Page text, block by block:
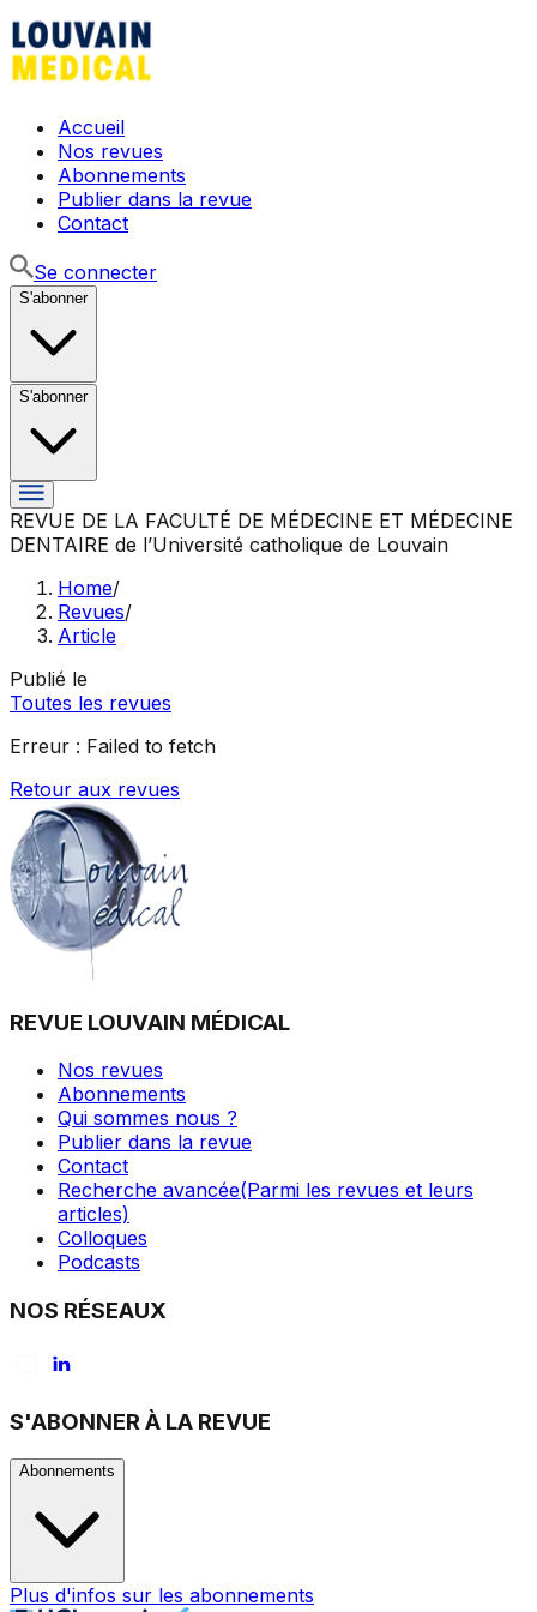
Accueil
Nos revues
Abonnements
Publier dans la revue
Contact
Se connecter
S'abonner
S'abonner
REVUE DE LA FACULTÉ DE MÉDECINE ET MÉDECINE
DENTAIRE de l’Université catholique de Louvain
Home/
Revues/
Article
Publié le
Toutes les revues
Erreur : Failed to fetch
Retour aux revues
REVUE LOUVAIN MÉDICAL
Nos revues
Abonnements
Qui sommes nous ?
Publier dans la revue
Contact
Recherche avancée(Parmi les revues et leurs
articles)
Colloques
Podcasts
NOS RÉSEAUX
S'ABONNER À LA REVUE
Abonnements
Plus d'infos sur les abonnements